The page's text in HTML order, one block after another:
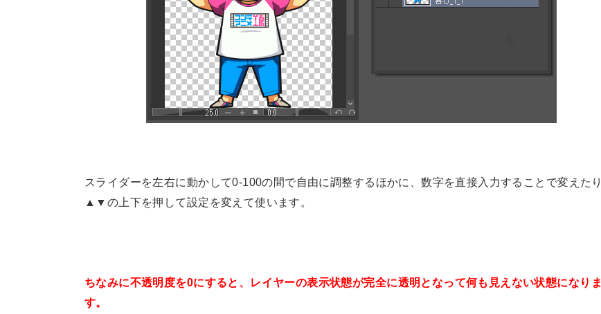
スライダーを左右に動かして0-100の間で自由に調整するほかに、数字を直接入力することで変えたり
▲▼の上下を押して設定を変えて使います。
ちなみに不透明度を0にすると、レイヤーの表示状態が完全に透明となって何も見えない状態になりま
す。